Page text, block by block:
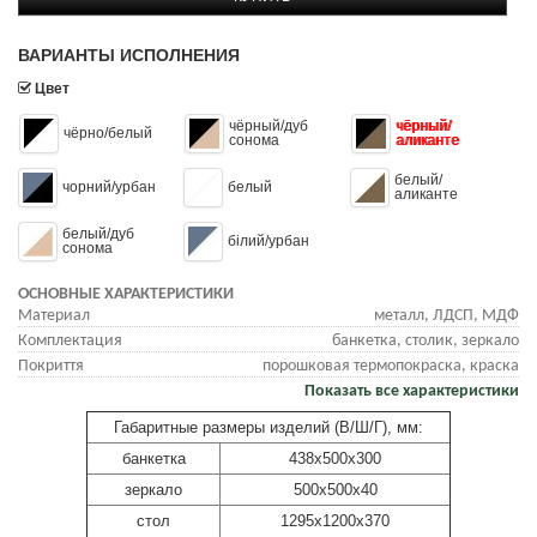
ВАРИАНТЫ ИСПОЛНЕНИЯ
Цвет
чёрно/белый
чёрный/дуб
сонома
чёрный/
аликанте
чорний/урбан белый
белый/
аликанте
белый/дуб
сонома
білий/урбан
ОСНОВНЫЕ ХАРАКТЕРИСТИКИ
Материал
металл, ЛДСП, МДФ
Комплектация
банкетка, столик, зеркало
Покриття
порошковая термопокраска, краска
Показать все характеристики
Габаритные размеры изделий (В/Ш/Г), мм:
банкетка
438x500x300
зеркало
500x500x40
стол
1295x1200x370